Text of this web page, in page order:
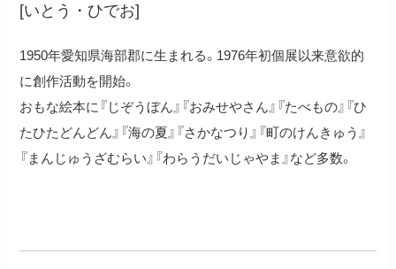
[いとう・ひでお]
1950年愛知県海部郡に生まれる。1976年初個展以来意欲的
に創作活動を開始。
おもな絵本に『じぞうぼん』『おみせやさん』『たべもの』『ひ
たひたどんどん』『海の夏』『さかなつり』『町のけんきゅう』
『まんじゅうざむらい』『わらうだいじゃやま』など多数。